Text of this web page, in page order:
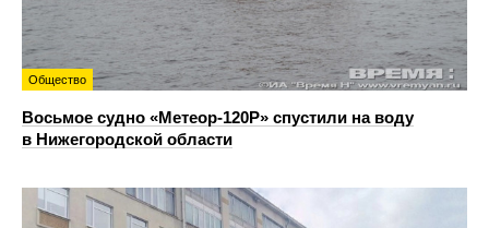
Общество
Восьмое судно «Метеор-120Р» спустили на воду
в Нижегородской области